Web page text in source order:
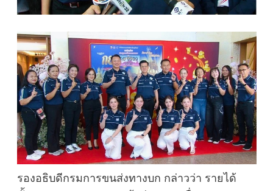
รองอธิบดีกรมการขนส่งทางบก กล่าวว่า รายได้